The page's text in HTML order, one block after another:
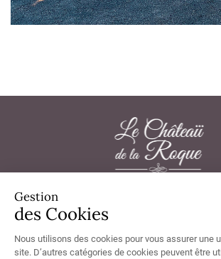
Château de la Roque 50180 Thèreval -
Gestion
des Cookies
Nous utilisons des cookies pour vous assurer une
site. D’autres catégories de cookies peuvent être